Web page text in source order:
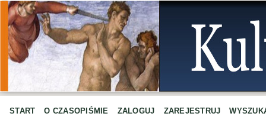
START O CZASOPIŚMIE ZALOGUJ ZAREJESTRUJ